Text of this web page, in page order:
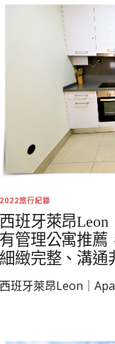
2022旅行紀錄
西班牙萊昂Leon
有管理公寓推薦
細緻完整、溝通
西班牙萊昂Leon｜